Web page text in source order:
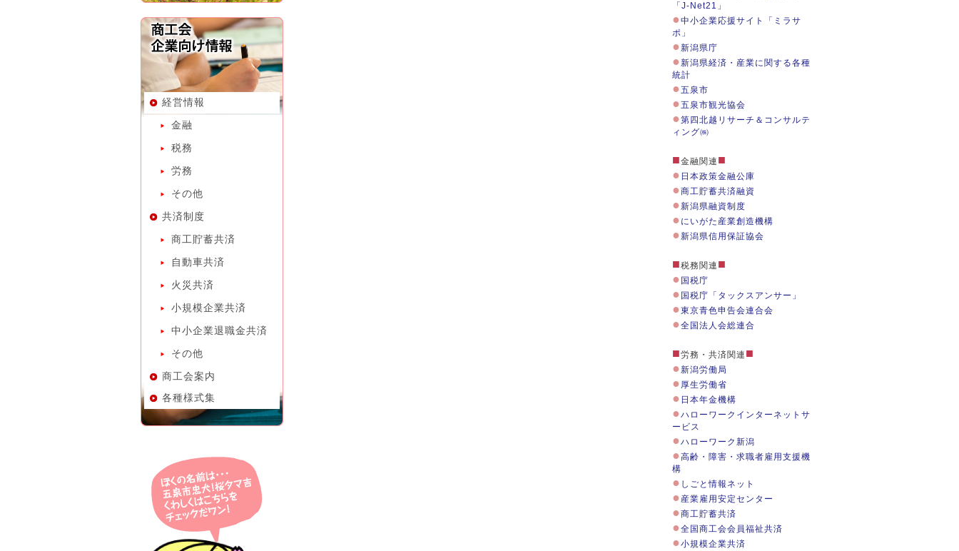
経営情報
金融
税務
労務
その他
共済制度
商工貯蓄共済
自動車共済
火災共済
小規模企業共済
中小企業退職金共済
その他
商工会案内
各種様式集
「J-Net21」
●中小企業応援サイト「ミラサ
ポ」
●新潟県庁
●新潟県経済・産業に関する各種
統計
●五泉市
●五泉市観光協会
●第四北越リサーチ＆コンサルテ
ィング㈱
■金融関連 ■
● 日本政策金融公庫
●商工貯蓄共済融資
●新潟県融資制度
● にいがた産業創造機構
●新潟県信用保証協会
■税務関連 ■
● 国税庁
● 国税庁「タックスアンサー」
●東京青色申告会連合会
●全国法人会総連合
■労務・共済関連 ■
●新潟労働局
● 厚生労働省
● 日本年金機構
●ハローワークインターネットサ
ービス
●ハローワーク新潟
●高齢・障害・求職者雇用支援機
構
● しごと情報ネット
● 産業雇用安定センター
●商工貯蓄共済
●全国商工会会員福祉共済
●小規模企業共済